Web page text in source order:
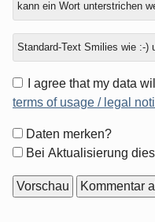
kann ein Wort unterstrichen
Standard-Text Smilies wie :-)
I agree that my data
terms of usage / legal
Formular-
Optionen
Daten merken?
Bei Aktualisierung